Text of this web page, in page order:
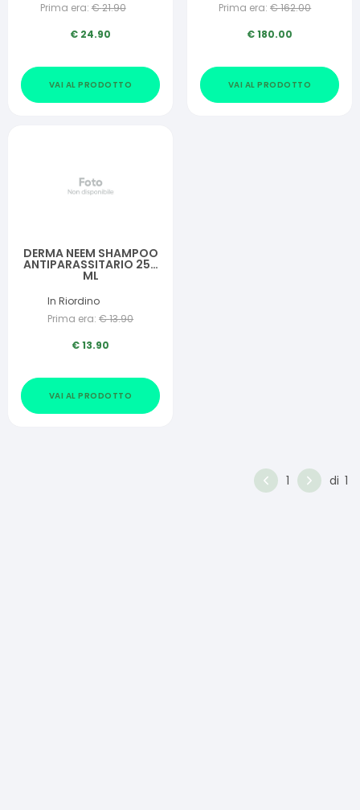
Prima era: €21.90
€ 24.90
VAI AL PRODOTTO
Prima era: €162.00
€180.00
VAI AL PRODOTTO
DERMA NEEM SHAMPOO
ANTIPARASSITARIO 250
ML
In Riordino
Prima era: €13.90
€13.90
VAI AL PRODOTTO
1 di 1